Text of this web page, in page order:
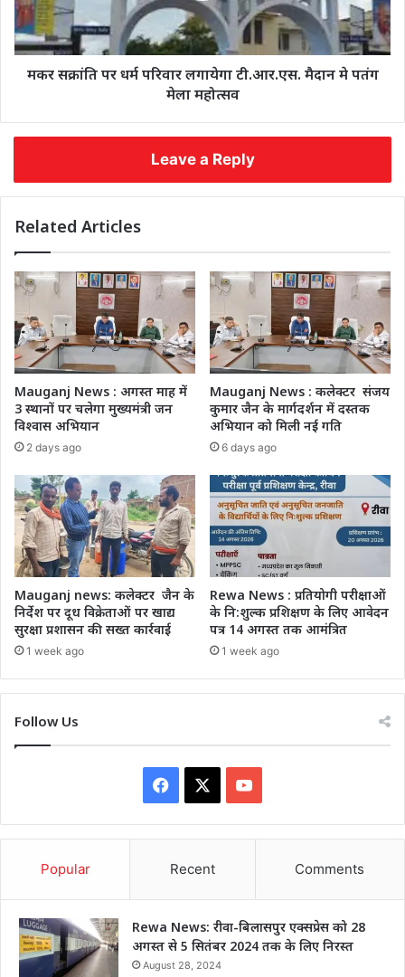
मकर सक्रांति पर धर्म परिवार लगायेगा टी.आर.एस. मैदान मे पतंग
मेला महोत्सव
Leave a Reply
Related Articles
Mauganj News : अगस्त माह में
3 स्थानों पर चलेगा मुख्यमंत्री जन
विश्वास अभियान
2 days ago
Mauganj News : कलेक्टर संजय
कुमार जैन के मार्गदर्शन में दस्तक
अभियान को मिली नई गति
6 days ago
Mauganj news: कलेक्टर जैन के
निर्देश पर दूध विक्रेताओं पर खाद्य
सुरक्षा प्रशासन की सख्त कार्रवाई
1 week ago
Rewa News : प्रतियोगी परीक्षाओं
के नि:शुल्क प्रशिक्षण के लिए आवेदन
पत्र 14 अगस्त तक आमंत्रित
1 week ago
Follow Us
Facebook YouTube
Popular Recent Comments
Rewa News: रीवा-बिलासपुर एक्सप्रेस को 28
अगस्त से 5 सितंबर 2024 तक के लिए निरस्त
August 28, 2024